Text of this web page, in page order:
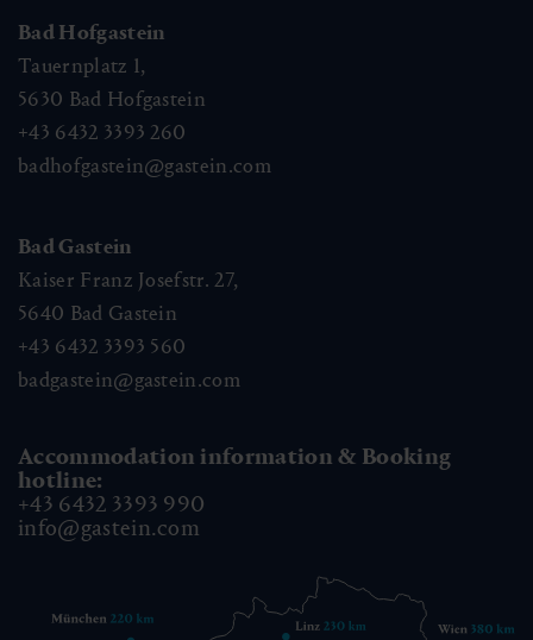
Bad Hofgastein
Tauernplatz 1,
5630 Bad Hofgastein
+43 6432 3393 260
badhofgastein@gastein.com
Bad Gastein
Kaiser Franz Josefstr. 27,
5640 Bad Gastein
+43 6432 3393 560
badgastein@gastein.com
Accommodation information & Booking
hotline:
+43 6432 3393 990
info@gastein.com